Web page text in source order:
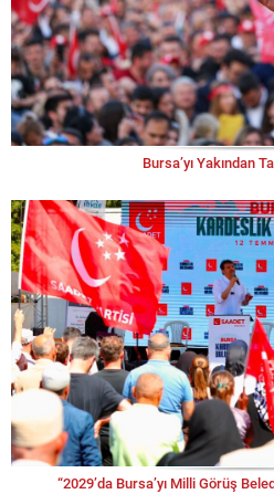
Bursa’yı Yakından
“2029’da Bursa’yı Milli Görüş